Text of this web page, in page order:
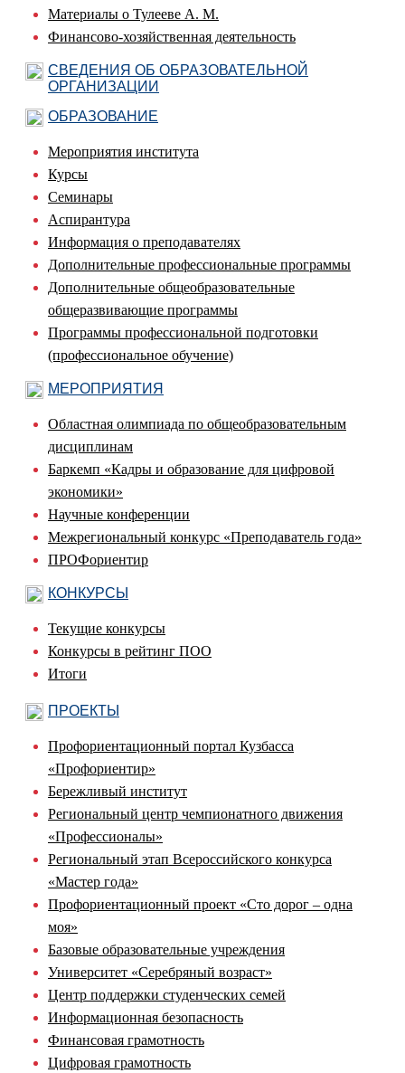
Материалы о Тулееве А. М.
Финансово-хозяйственная деятельность
СВЕДЕНИЯ ОБ ОБРАЗОВАТЕЛЬНОЙ
ОРГАНИЗАЦИИ
ОБРАЗОВАНИЕ
Мероприятия института
Курсы
Семинары
Аспирантура
Информация о преподавателях
Дополнительные профессиональные программы
Дополнительные общеобразовательные
общеразвивающие программы
Программы профессиональной подготовки
(профессиональное обучение)
МЕРОПРИЯТИЯ
Областная олимпиада по общеобразовательным
дисциплинам
Баркемп «Кадры и образование для цифровой
экономики»
Научные конференции
Межрегиональный конкурс «Преподаватель года»
ПРОФориентир
КОНКУРСЫ
Текущие конкурсы
Конкурсы в рейтинг ПОО
Итоги
ПРОЕКТЫ
Профориентационный портал Кузбасса
«Профориентир»
Бережливый институт
Региональный центр чемпионатного движения
«Профессионалы»
Региональный этап Всероссийского конкурса
«Мастер года»
Профориентационный проект «Сто дорог – одна
моя»
Базовые образовательные учреждения
Университет «Серебряный возраст»
Центр поддержки студенческих семей
Информационная безопасность
Финансовая грамотность
Цифровая грамотность